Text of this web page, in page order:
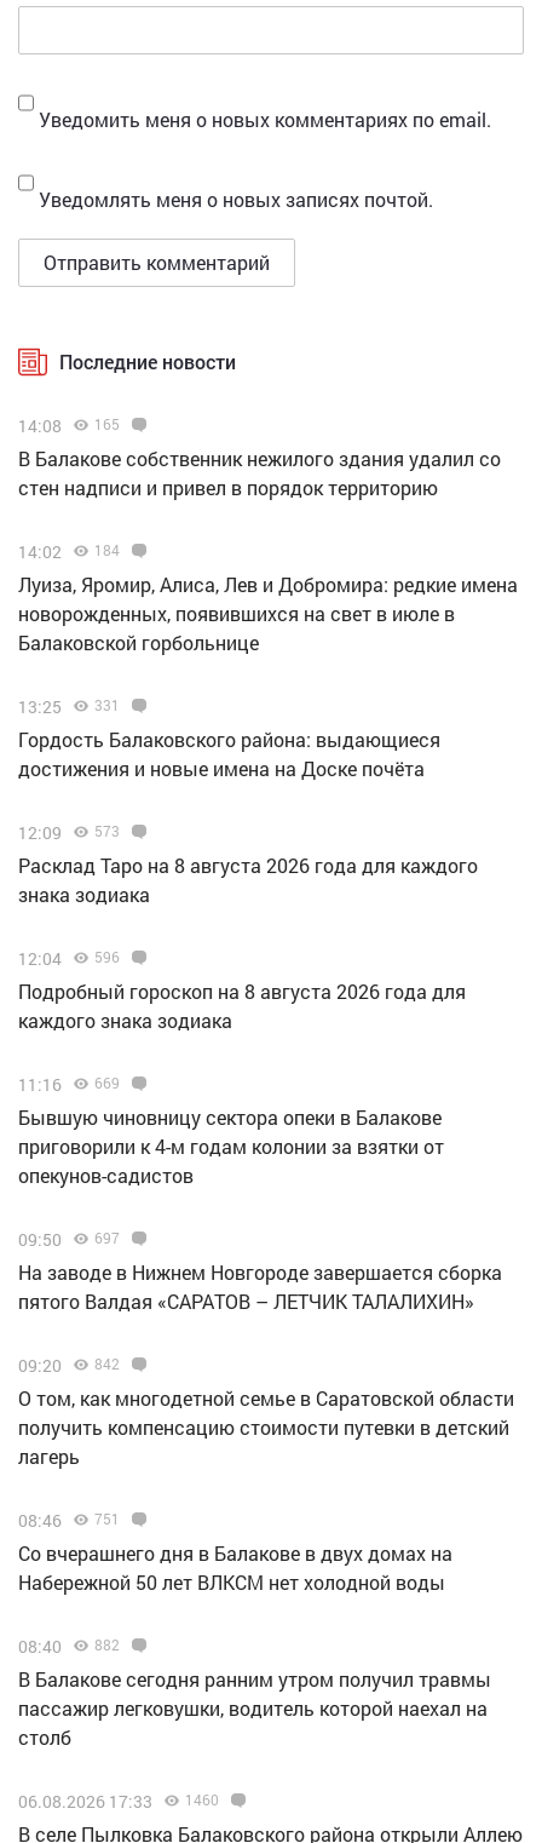
Уведомить меня о новых комментариях по email.
Уведомлять меня о новых записях почтой.
Последние новости
14:08 165
В Балакове собственник нежилого здания удалил со
стен надписи и привел в порядок территорию
14:02 184
Луиза, Яромир, Алиса, Лев и Добромира: редкие имена
новорожденных, появившихся на свет в июле в
Балаковской горбольнице
13:25 331
Гордость Балаковского района: выдающиеся
достижения и новые имена на Доске почёта
12:09 573
Расклад Таро на 8 августа 2026 года для каждого
знака зодиака
12:04 596
Подробный гороскоп на 8 августа 2026 года для
каждого знака зодиака
11:16 669
Бывшую чиновницу сектора опеки в Балакове
приговорили к 4-м годам колонии за взятки от
опекунов-садистов
09:50 697
Н️а заводе в Нижнем Новгороде завершается сборка
пятого Валдая «САРАТОВ – ЛЕТЧИК ТАЛАЛИХИН»
09:20 842
О том, как многодетной семье в Саратовской области
получить компенсацию стоимости путевки в детский
лагерь
08:46 751
Со вчерашнего дня в Балакове в двух домах на
Набережной 50 лет ВЛКСМ нет холодной воды
08:40 882
В Балакове сегодня ранним утром получил травмы
пассажир легковушки, водитель которой наехал на
столб
06.08.2026 17:33 1460
В селе Пылковка Балаковского района открыли Аллею